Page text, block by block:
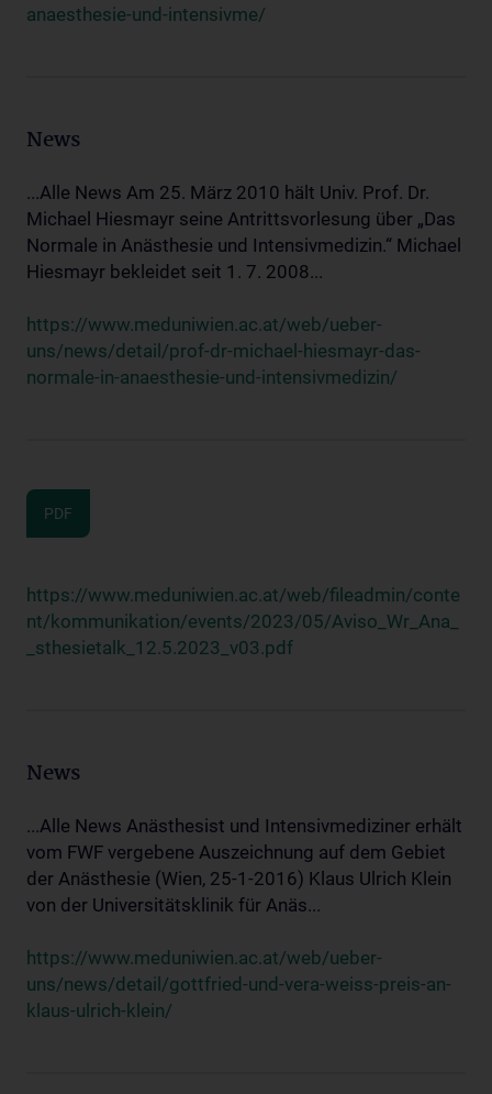
anaesthesie-und-intensivme/
News
...Alle News Am 25. März 2010 hält Univ. Prof. Dr.
Michael Hiesmayr seine Antrittsvorlesung über „Das
Normale in Anästhesie und Intensivmedizin.“ Michael
Hiesmayr bekleidet seit 1. 7. 2008...
https://www.meduniwien.ac.at/web/ueber-
uns/news/detail/prof-dr-michael-hiesmayr-das-
normale-in-anaesthesie-und-intensivmedizin/
PDF
https://www.meduniwien.ac.at/web/fileadmin/conte
nt/kommunikation/events/2023/05/Aviso_Wr_Ana_
_sthesietalk_12.5.2023_v03.pdf
News
...Alle News Anästhesist und Intensivmediziner erhält
vom FWF vergebene Auszeichnung auf dem Gebiet
der Anästhesie (Wien, 25-1-2016) Klaus Ulrich Klein
von der Universitätsklinik für Anäs...
https://www.meduniwien.ac.at/web/ueber-
uns/news/detail/gottfried-und-vera-weiss-preis-an-
klaus-ulrich-klein/